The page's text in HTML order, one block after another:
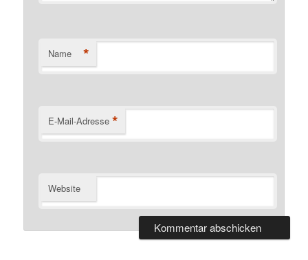
Name *
E-Mail-Adresse *
Website